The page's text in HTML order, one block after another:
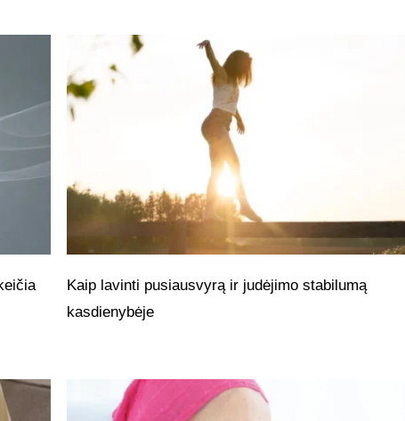
Kaip lavinti pusiausvyrą ir judėjimo stabilumą
kasdienybėje